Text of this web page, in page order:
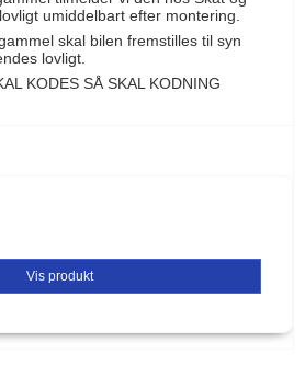
umiddelbart efter montering.
skal bilen fremstilles til syn
lovligt.
KODES SÅ SKAL KODNING
Vis produkt